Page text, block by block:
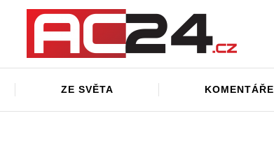
ZE SVĚTA KOMENTÁŘE